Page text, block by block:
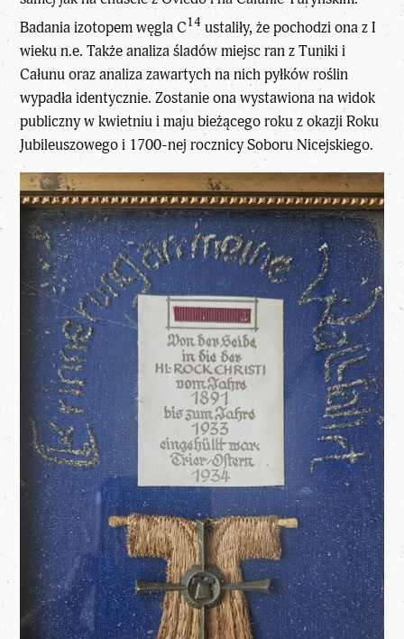
Badania izotopem węgla C14 ustaliły, że pochodzi ona z I
wieku n.e. Także analiza śladów miejsc ran z Tuniki i
Całunu oraz analiza zawartych na nich pyłków roślin
wypadła identycznie. Zostanie ona wystawiona na widok
publiczny w kwietniu i maju bieżącego roku z okazji Roku
Jubileuszowego i 1700-nej rocznicy Soboru Nicejskiego.